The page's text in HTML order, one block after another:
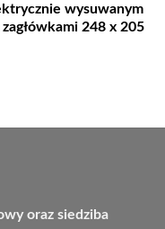
zł
wysuwanym
248 x 205
oraz siedziba